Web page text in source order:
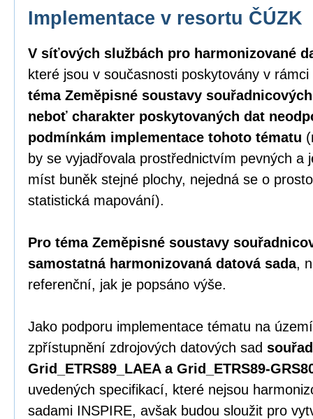
Implementace v resortu ČÚZK
V síťových službách pro harmonizované
které jsou v současnosti poskytovány v
téma Zeměpisné soustavy
neboť charakter poskytovaných dat
podmínkám implementace tohoto tématu
by se vyjadřovala prostřednictvím pevných a
míst buněk stejné plochy, nejedná se o
statistická mapování).
Pro téma Zeměpisné soustavy
samostatná harmonizovaná datová sada,
referenční, jak je popsáno výše.
Jako podporu implementace tématu na
zpřístupnění zdrojových datových sad
Grid_ETRS89_LAEA a Grid_ETRS89-
uvedených specifikací, které nejsou
sadami INSPIRE, avšak budou sloužit pro